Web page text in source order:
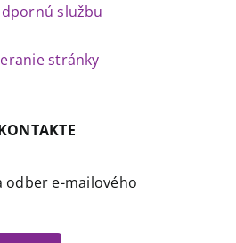
službu
stránky
odber e-mailového